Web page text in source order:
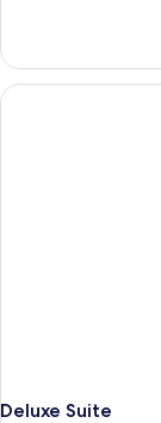
Suite
Deluxe Suite